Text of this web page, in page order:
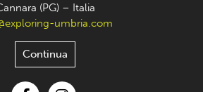
(PG) – Italia
umbria.com
Continua